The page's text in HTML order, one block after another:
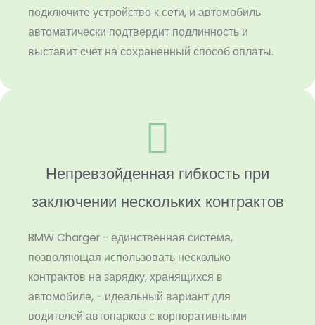
подключите устройство к сети, и автомобиль
автоматически подтвердит подлинность и
выставит счет на сохраненный способ оплаты.
Непревзойденная гибкость при
заключении нескольких контрактов
BMW Charger - единственная система,
позволяющая использовать несколько
контрактов на зарядку, хранящихся в
автомобиле, - идеальный вариант для
водителей автопарков с корпоративными